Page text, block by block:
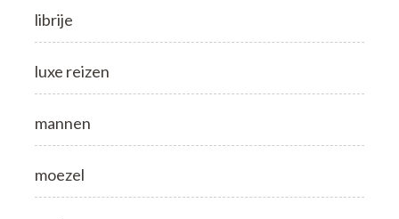
librije
luxe reizen
mannen
moezel